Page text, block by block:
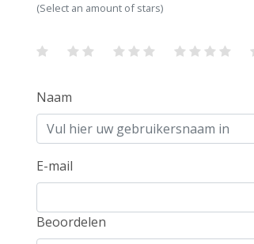
(Select an amount of stars)
Naam
E-mail
Beoordelen